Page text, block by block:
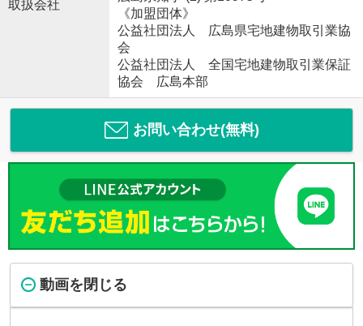
取扱会社
《加盟団体》
公益社団法人 広島県宅地建物取引業協
会
公益社団法人 全国宅地建物取引業保証
協会 広島本部
お問い合わせ(無料)
動画を閉じる